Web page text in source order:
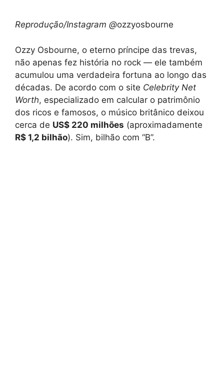
Reprodução/Instagram @ozzyosbourne
Ozzy Osbourne, o eterno príncipe das trevas,
não apenas fez história no rock — ele também
acumulou uma verdadeira fortuna ao longo das
décadas. De acordo com o site Celebrity Net
Worth, especializado em calcular o patrimônio
dos ricos e famosos, o músico britânico deixou
cerca de US$ 220 milhões (aproximadamente
R$ 1,2 bilhão). Sim, bilhão com “B”.